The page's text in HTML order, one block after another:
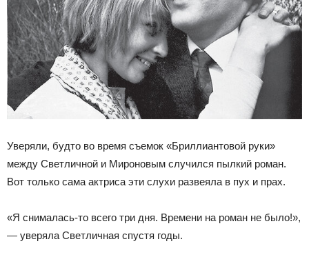
Уверяли, будто во время съемок «Бриллиантовой руки»
между Светличной и Мироновым случился пылкий роман.
Вот только сама актриса эти слухи развеяла в пух и прах.
«Я снималась-то всего три дня. Времени на роман не было!»,
— уверяла Светличная спустя годы.